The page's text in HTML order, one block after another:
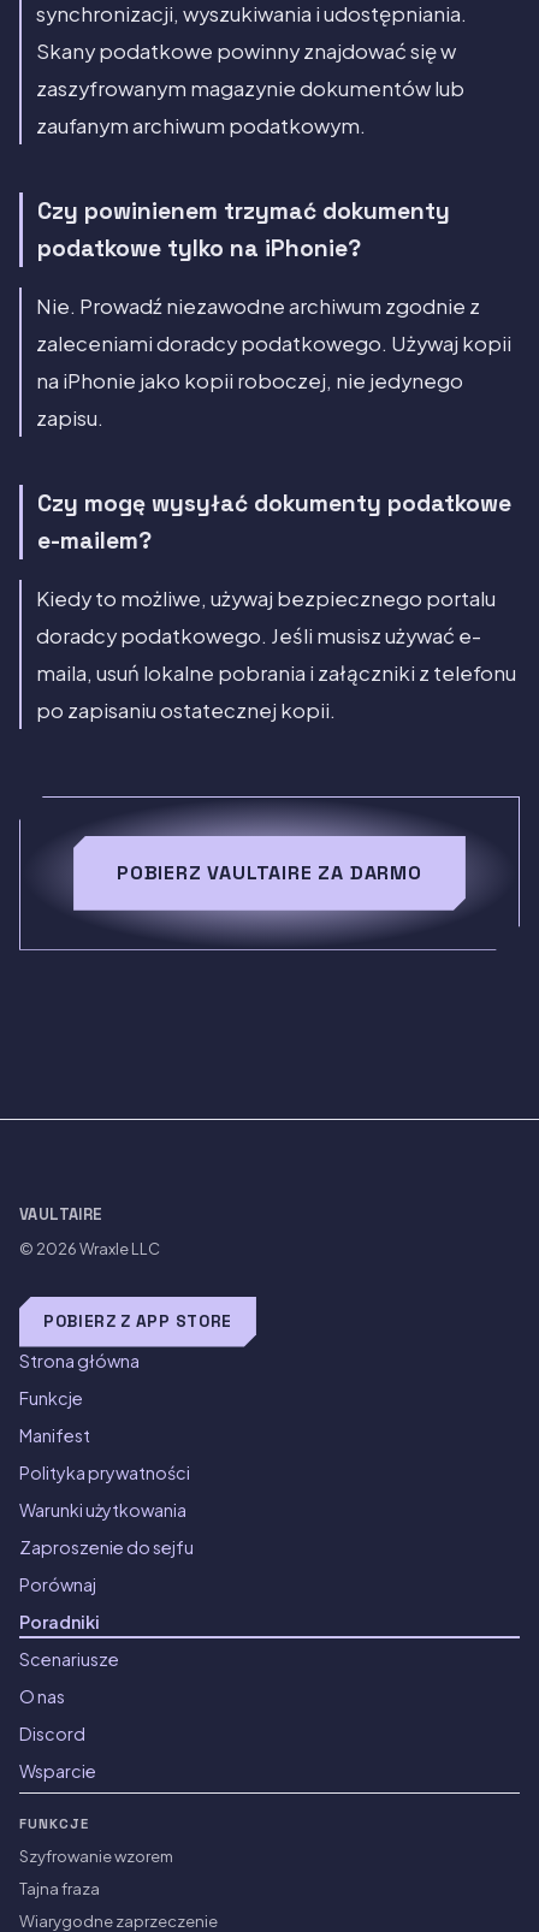
synchronizacji, wyszukiwania i udostępniania.
Skany podatkowe powinny znajdować się w
zaszyfrowanym magazynie dokumentów lub
zaufanym archiwum podatkowym.
Czy powinienem trzymać dokumenty
podatkowe tylko na iPhonie?
Nie. Prowadź niezawodne archiwum zgodnie z
zaleceniami doradcy podatkowego. Używaj kopii
na iPhonie jako kopii roboczej, nie jedynego
zapisu.
Czy mogę wysyłać dokumenty podatkowe
e-mailem?
Kiedy to możliwe, używaj bezpiecznego portalu
doradcy podatkowego. Jeśli musisz używać e-
maila, usuń lokalne pobrania i załączniki z telefonu
po zapisaniu ostatecznej kopii.
POBIERZ VAULTAIRE ZA DARMO
VAULTAIRE
© 2026Wraxle LLC
POBIERZ Z APP STORE
Strona główna
Funkcje
Manifest
Polityka prywatności
Warunki użytkowania
Zaproszenie do sejfu
Porównaj
Poradniki
Scenariusze
O nas
Discord
Wsparcie
FUNKCJE
Szyfrowanie wzorem
Tajna fraza
Wiarygodne zaprzeczenie